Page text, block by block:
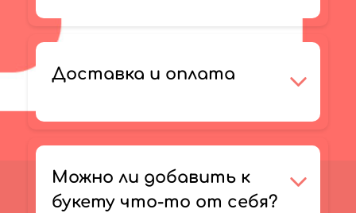
Доставка и оплата
Можно ли добавить к
букету что-то от себя?